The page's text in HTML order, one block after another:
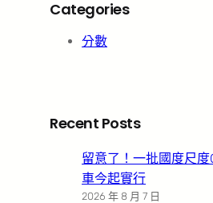
Categories
分數
Recent Posts
留意了！一批國度尺
車今起實行
2026 年 8 月 7 日